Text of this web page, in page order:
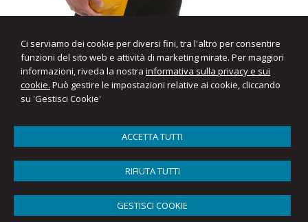
Ci serviamo dei cookie per diversi fini, tra l'altro per consentire
funzioni del sito web e attività di marketing mirate. Per maggiori
informazioni, riveda la nostra informativa sulla privacy e sui
cookie. Può gestire le impostazioni relative ai cookie, cliccando
su 'Gestisci Cookie'
ACCETTA TUTTI
RIFIUTA TUTTI
GESTISCI COOKIE
APS Consulting